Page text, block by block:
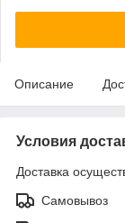
Описание
Условия
Доставка
Самовывоз